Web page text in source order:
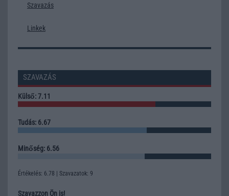
Szavazás
Linkek
SZAVAZÁS
Külső: 7.11
Tudás: 6.67
Minőség: 6.56
Értékelés: 6.78 | Szavazatok: 9
Szavazzon Ön is!